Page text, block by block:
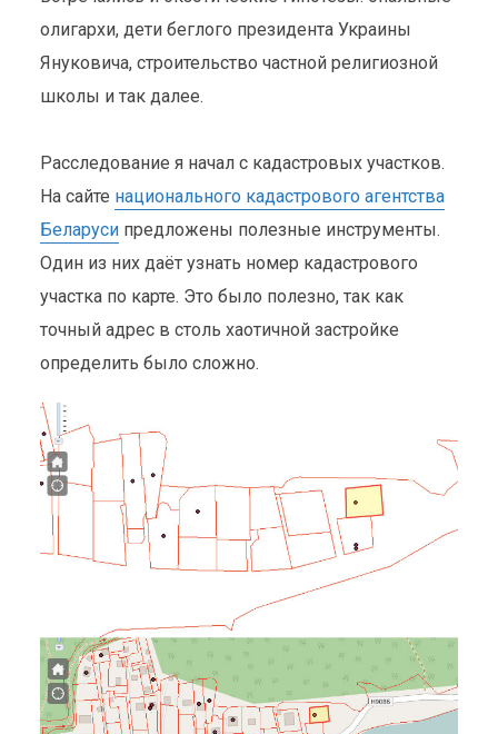
олигархи, дети беглого президента Украины
Януковича, строительство частной религиозной
школы и так далее.
Расследование я начал с кадастровых участков.
На сайте национального кадастрового агентства
Беларусипредложены полезные инструменты.
Один из них даёт узнать номер кадастрового
участка по карте. Это было полезно, так как
точный адрес в столь хаотичной застройке
определить было сложно.